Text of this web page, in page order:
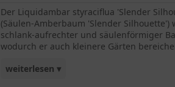
Der Liquidambar styraciflua 'Slender
(Säulen-Amberbaum 'Slender Silhouette')
schlank-aufrechter und säulenförmiger
wodurch er auch kleinere Gärten
weiterlesen ▾